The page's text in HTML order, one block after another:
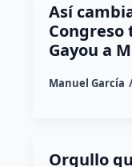
Así
Congreso
Gayou a
Manuel García
Orgullo